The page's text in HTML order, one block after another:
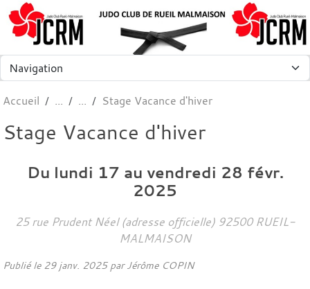
Accueil Stage Vacance d'hiver
Stage Vacance d'hiver
Du lundi 17 au vendredi 28 févr.
2025
25 rue Prudent Néel (adresse officielle) 92500 RUEIL-
MALMAISON
Publié le 29 janv. 2025par Jérôme COPIN
Panneau de gestion des cookies